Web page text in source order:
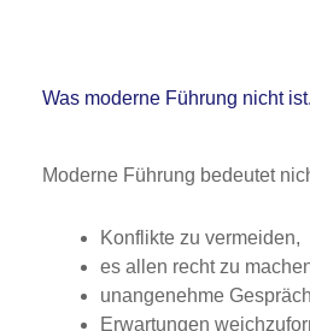
Was moderne Führung nicht ist.
Moderne Führung bedeutet
Konflikte zu vermeiden,
es allen recht zu
unangenehme
Erwartungen